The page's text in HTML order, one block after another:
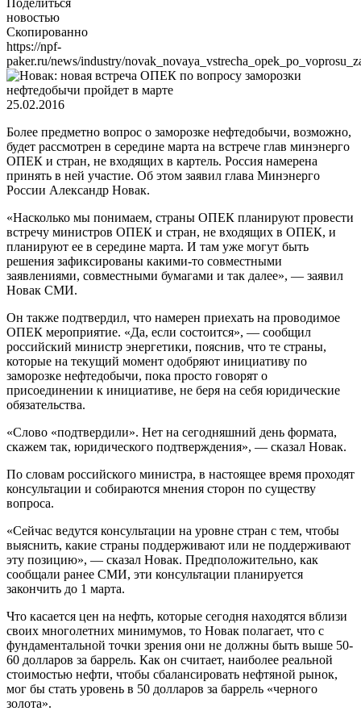
новостью
Скопированно
https://npf-
paker.ru/news/industry/
25.02.2016
Более предметно вопрос о заморозке нефтедобычи, возможно,
будет рассмотрен в середине марта на встрече глав минэнерго
ОПЕК и стран, не входящих в картель. Россия намерена
принять в ней участие. Об этом заявил глава Минэнерго
России Александр Новак.
«Насколько мы понимаем, страны ОПЕК планируют провести
встречу министров ОПЕК и стран, не входящих в ОПЕК, и
планируют ее в середине марта. И там уже могут быть
решения зафиксированы какими-то совместными
заявлениями, совместными бумагами и так далее», — заявил
Новак СМИ.
Он также подтвердил, что намерен приехать на проводимое
ОПЕК мероприятие. «Да, если состоится», — сообщил
российский министр энергетики, пояснив, что те страны,
которые на текущий момент одобряют инициативу по
заморозке нефтедобычи, пока просто говорят о
присоединении к инициативе, не беря на себя юридические
обязательства.
«Слово «подтвердили». Нет на сегодняшний день формата,
скажем так, юридического подтверждения», — сказал Новак.
По словам российского министра, в настоящее время проходят
консультации и собираются мнения сторон по существу
вопроса.
«Сейчас ведутся консультации на уровне стран с тем, чтобы
выяснить, какие страны поддерживают или не поддерживают
эту позицию», — сказал Новак. Предположительно, как
сообщали ранее СМИ, эти консультации планируется
закончить до 1 марта.
Что касается цен на нефть, которые сегодня находятся вблизи
своих многолетних минимумов, то Новак полагает, что с
фундаментальной точки зрения они не должны быть выше 50-
60 долларов за баррель. Как он считает, наиболее реальной
стоимостью нефти, чтобы сбалансировать нефтяной рынок,
мог бы стать уровень в 50 долларов за баррель «черного
золота».